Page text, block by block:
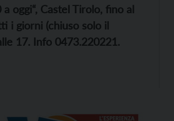
oggi“, Castel Tirolo, fino al
i giorni (chiuso solo il
17. Info 0473.220221.